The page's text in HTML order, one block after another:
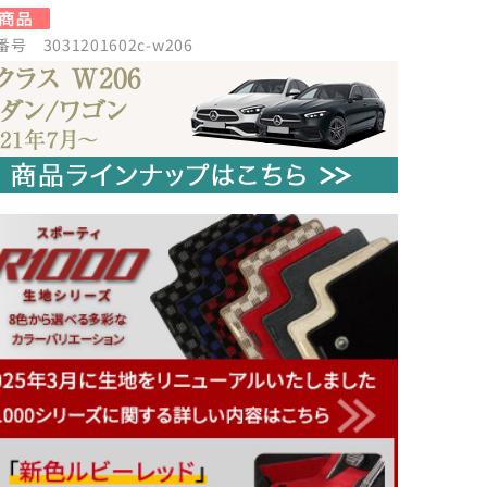
号 3031201602c-w206